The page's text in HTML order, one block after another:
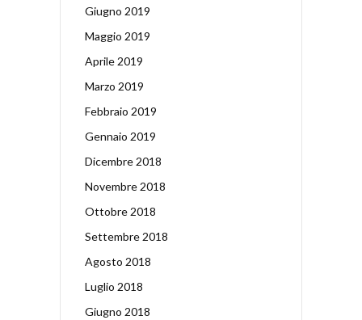
Giugno 2019
Maggio 2019
Aprile 2019
Marzo 2019
Febbraio 2019
Gennaio 2019
Dicembre 2018
Novembre 2018
Ottobre 2018
Settembre 2018
Agosto 2018
Luglio 2018
Giugno 2018